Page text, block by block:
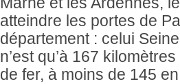
atteindre les portes de
département : celui
n’est qu’à 167
de fer, à moins de 145